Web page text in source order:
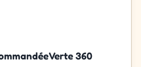
Verte 360